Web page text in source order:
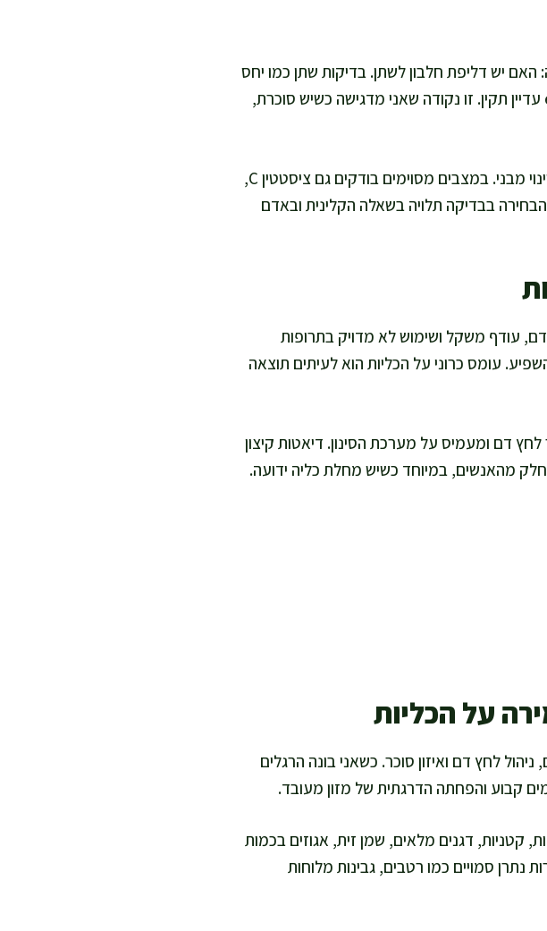
יש דליפת חלבון לשתן. בדיקות שתן כמו יחס
אלבומין קריאטינין בשתן יכולות לגלות פגיעה מוקדמת גם כשה eGFR עדיין תקין. זו נקודה שאני מדגישה כשיש סוכרת,
לעיתים מוסיפים גם בדיקות הדמיה לפי הצורך כדי להבין חסימה או שינוי מבני. במצבים מסוימים בודקים גם ציסטטין C,
בבדיקה תלויה בשאלה הקלינית ובאדם
עודף משקל ושימוש לא מדויק בתרופות
עומס כרוני על הכליות הוא לעיתים תוצאה
דם ומעמיס על מערכת הסינון. דיאטות קיצון
מהאנשים, במיוחד כשיש מחלת כליה ידועה.
על הכליות
לחץ דם ואיזון סוכר. כשאני בונה הרגלים
קבוע והפחתה הדרגתית של מזון מעובד.
קטניות, דגנים מלאים, שמן זית, אגוזים בכמות
נתרן סמויים כמו רטבים, גבינות מלוחות